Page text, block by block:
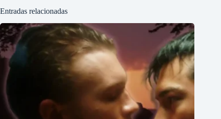
Entradas relacionadas